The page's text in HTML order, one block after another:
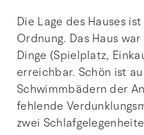
Die Lage des Hauses
Ordnung. Das Haus
Dinge (Spielplatz,
erreichbar. Schön ist
Schwimmbädern der
fehlende
zwei